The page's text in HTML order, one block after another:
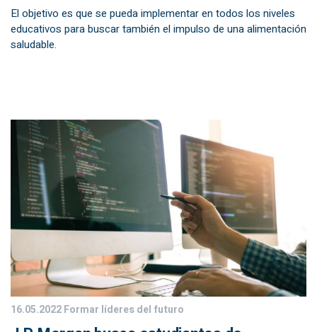
El objetivo es que se pueda implementar en todos los niveles
educativos para buscar también el impulso de una alimentación
saludable.
16.05.2022Formar líderes del futuro